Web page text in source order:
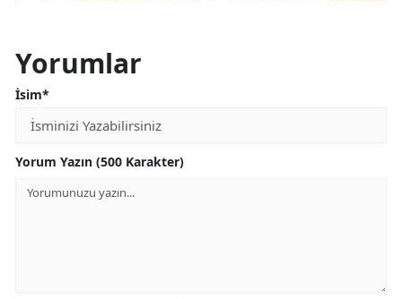
Yorumlar
İsim*
Yorum Yazın (500 Karakter)